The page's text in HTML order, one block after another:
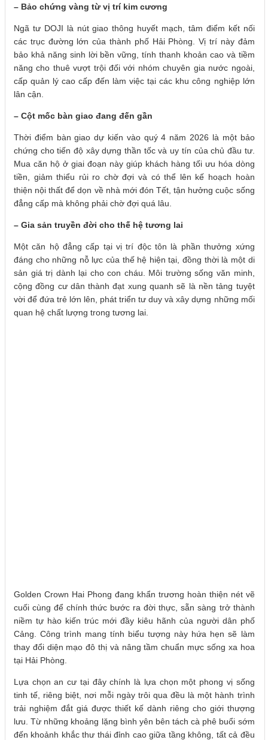
– Bảo chứng vàng từ vị trí kim cương
Ngã tư DOJI là nút giao thông huyết mạch, tâm điểm kết nối
các trục đường lớn của thành phố Hải Phòng. Vị trí này đảm
bảo khả năng sinh lời bền vững, tính thanh khoản cao và tiềm
năng cho thuê vượt trội đối với nhóm chuyên gia nước ngoài,
cấp quản lý cao cấp đến làm việc tại các khu công nghiệp lớn
lân cận.
– Cột mốc bàn giao đang đến gần
Thời điểm bàn giao dự kiến vào quý 4 năm 2026 là một bảo
chứng cho tiến độ xây dựng thần tốc và uy tín của chủ đầu tư.
Mua căn hộ ở giai đoạn này giúp khách hàng tối ưu hóa dòng
tiền, giảm thiểu rủi ro chờ đợi và có thể lên kế hoạch hoàn
thiện nội thất để dọn về nhà mới đón Tết, tận hưởng cuộc sống
đẳng cấp mà không phải chờ đợi quá lâu.
– Gia sản truyền đời cho thế hệ tương lai
Một căn hộ đẳng cấp tại vị trí độc tôn là phần thưởng xứng
đáng cho những nỗ lực của thế hệ hiện tại, đồng thời là một di
sản giá trị dành lại cho con cháu. Môi trường sống văn minh,
cộng đồng cư dân thành đạt xung quanh sẽ là nền tảng tuyệt
vời để đứa trẻ lớn lên, phát triển tư duy và xây dựng những mối
quan hệ chất lượng trong tương lai.
Golden Crown Hai Phong đang khẩn trương hoàn thiện nét vẽ
cuối cùng để chính thức bước ra đời thực, sẵn sàng trở thành
niềm tự hào kiến trúc mới đầy kiêu hãnh của người dân phố
Cảng. Công trình mang tính biểu tượng này hứa hẹn sẽ làm
thay đổi diện mạo đô thị và nâng tầm chuẩn mực sống xa hoa
tại Hải Phòng.
Lựa chọn an cư tại đây chính là lựa chọn một phong vị sống
tinh tế, riêng biệt, nơi mỗi ngày trôi qua đều là một hành trình
trải nghiệm đắt giá được thiết kế dành riêng cho giới thượng
lưu. Từ những khoảng lặng bình yên bên tách cà phê buổi sớm
đến khoảnh khắc thư thái đỉnh cao giữa tầng không, tất cả đều